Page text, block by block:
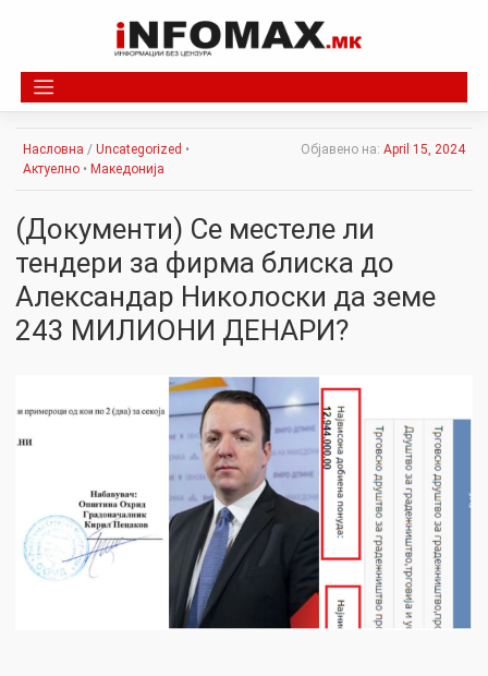
Насловна / Uncategorized •
Актуелно • Македонија
Објавено на: April 15, 2024
(Документи) Се местеле ли
тендери за фирма блиска до
Александар Николоски да земе
243 МИЛИОНИ ДЕНАРИ?